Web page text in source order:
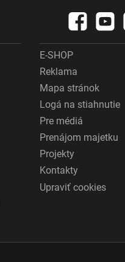
E-SHOP
Reklama
Mapa stránok
Logá na stiahnutie
Pre médiá
Prenájom majetku
Projekty
Kontakty
Upraviť cookies